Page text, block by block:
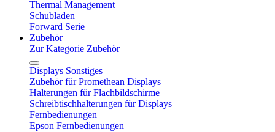
Thermal Management
Schubladen
Forward Serie
Zubehör
Zur Kategorie Zubehör
Displays Sonstiges
Zubehör für Promethean Displays
Halterungen für Flachbildschirme
Schreibtischhalterungen für Displays
Fernbedienungen
Epson Fernbedienungen